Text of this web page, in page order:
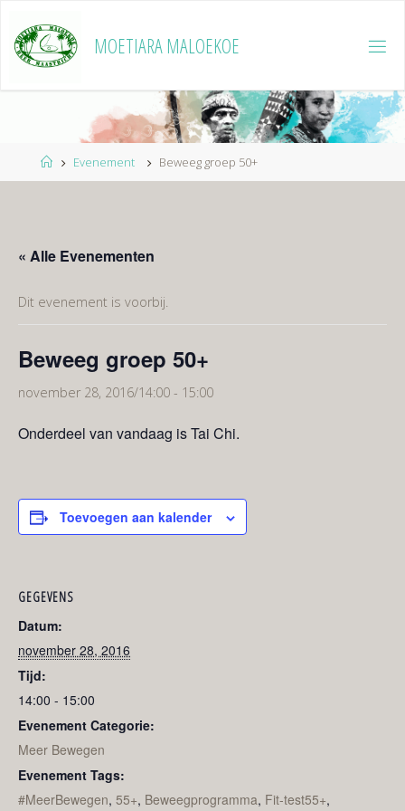
naar
de
MOETIARA MALOEKOE
HomeEvenement Beweeg groep 50+
« Alle Evenementen
Dit evenement is voorbij.
Beweeg groep 50+
november 28, 2016/14:00 - 15:00
Onderdeel van vandaag is Tai Chi.
Toevoegen aan kalender
GEGEVENS
Datum:
november 28, 2016
Tijd:
14:00 - 15:00
Evenement Categorie:
Meer Bewegen
Evenement Tags:
#MeerBewegen, 55+, Beweegprogramma, Fit-test55+,